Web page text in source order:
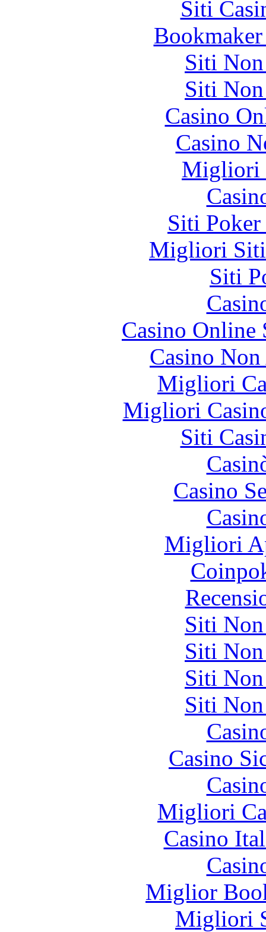
Siti
Siti
Siti
Casino
Casino
Migliori
Siti
Migliori Siti
Siti
Casino
Casino
Migliori
Migliori
Siti
Casino
Migliori
Siti
Siti
Siti
Siti
Casino
Migliori
Casino
Miglior
Migliori